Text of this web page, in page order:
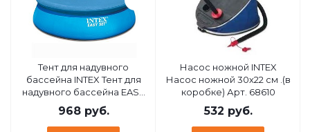
Тент для надувного
бассейна INTEX Тент для
надувного бассейна EASY
SET 376 см (выступ 30 см) .
(в коробке) . Арт. 28026
968руб.
Насос ножной INTEX
Насос ножной 30х22 см .(в
коробке) Арт. 68610
532 руб.